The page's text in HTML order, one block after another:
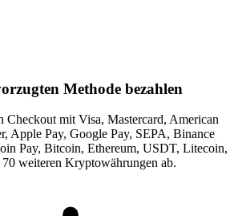
Methode bezahlen
Checkout mit Visa, Mastercard, American
Apple Pay, Google Pay, SEPA, Binance
Pay, Bitcoin, Ethereum, USDT, Litecoin,
70 weiteren Kryptowährungen ab.